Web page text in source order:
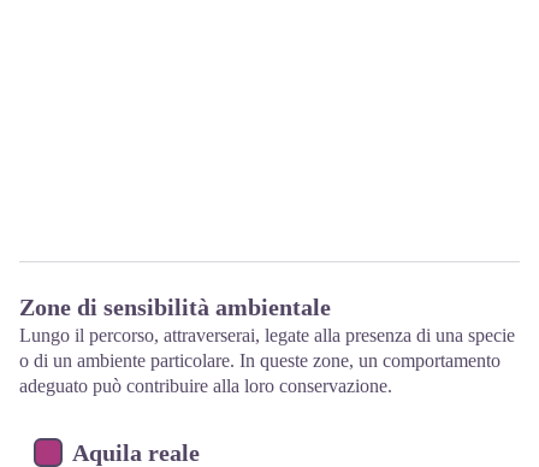
Zone di sensibilità ambientale
Lungo il percorso, attraverserai, legate alla presenza di una specie
o di un ambiente particolare. In queste zone, un comportamento
adeguato può contribuire alla loro conservazione.
Aquila reale